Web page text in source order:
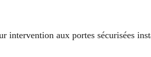
intervention aux portes sécurisées